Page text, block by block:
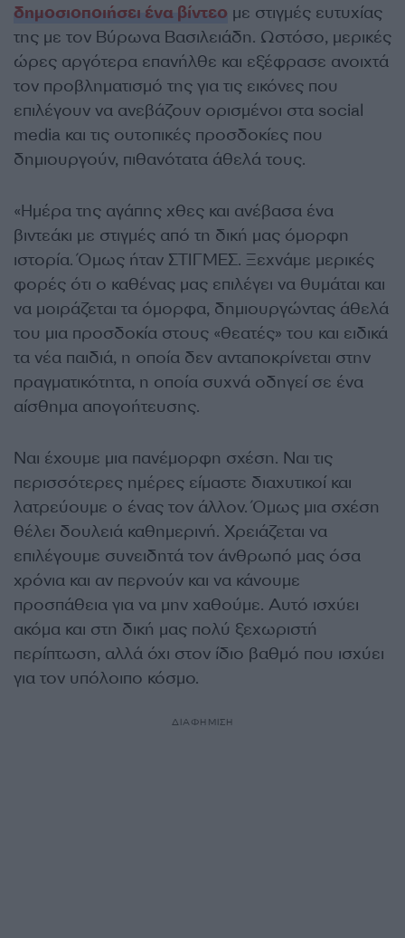
δημοσιοποιήσει ένα βίντεο με στιγμές ευτυχίας
της με τον Βύρωνα Βασιλειάδη. Ωστόσο, μερικές
ώρες αργότερα επανήλθε και εξέφρασε ανοιχτά
τον προβληματισμό της για τις εικόνες που
επιλέγουν να ανεβάζουν ορισμένοι στα social
media και τις ουτοπικές προσδοκίες που
δημιουργούν, πιθανότατα άθελά τους.
«Ημέρα της αγάπης χθες και ανέβασα ένα
βιντεάκι με στιγμές από τη δική μας όμορφη
ιστορία. Όμως ήταν ΣΤΙΓΜΕΣ. Ξεχνάμε μερικές
φορές ότι ο καθένας μας επιλέγει να θυμάται και
να μοιράζεται τα όμορφα, δημιουργώντας άθελά
του μια προσδοκία στους «θεατές» του και ειδικά
τα νέα παιδιά, η οποία δεν ανταποκρίνεται στην
πραγματικότητα, η οποία συχνά οδηγεί σε ένα
αίσθημα απογοήτευσης.
Ναι έχουμε μια πανέμορφη σχέση. Ναι τις
περισσότερες ημέρες είμαστε διαχυτικοί και
λατρεύουμε ο ένας τον άλλον. Όμως μια σχέση
θέλει δουλειά καθημερινή. Χρειάζεται να
επιλέγουμε συνειδητά τον άνθρωπό μας όσα
χρόνια και αν περνούν και να κάνουμε
προσπάθεια για να μην χαθούμε. Αυτό ισχύει
ακόμα και στη δική μας πολύ ξεχωριστή
περίπτωση, αλλά όχι στον ίδιο βαθμό που ισχύει
για τον υπόλοιπο κόσμο.
ΔΙΑΦΗΜΙΣΗ